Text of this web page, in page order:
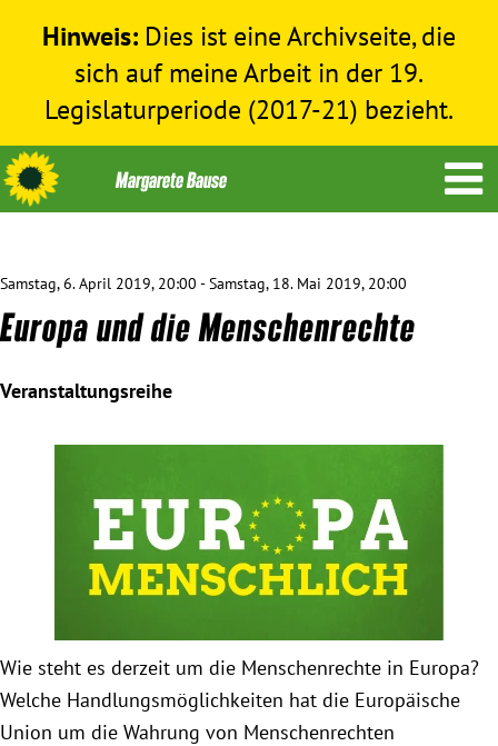
Hinweis: Dies ist eine Archivseite, die
sich auf meine Arbeit in der 19.
Legislaturperiode (2017-21) bezieht.
Bundestag 2017-2021
Obfrau im Ausschuss für Menschenrechte und
humanitäre Hilfe
Mein Abstimmungsverhalten
Ämter, Funktionen und Einkünfte
Samstag, 6. April 2019, 20:00 - Samstag, 18. Mai 2019, 20:00
Europa und die Menschenrechte
Veranstaltungsreihe
Wie steht es derzeit um die Menschenrechte in Europa?
Welche Handlungsmöglichkeiten hat die Europäische
Union um die Wahrung von Menschenrechten